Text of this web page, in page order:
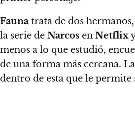
Fauna trata de dos
la serie de Narcos en Netflix
menos a lo que estudió,
de una forma más cercana.
dentro de esta que le permite